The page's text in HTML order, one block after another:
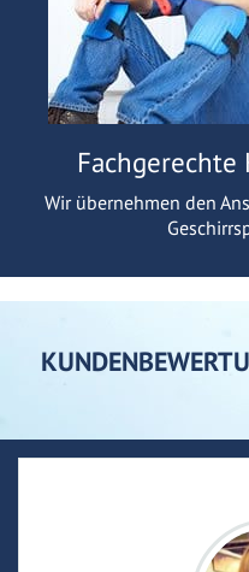
Fachgerechte
Wir übernehmen den